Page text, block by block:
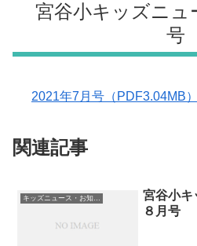
宮谷小キッズニュ
号
2021年7月号（PDF3.04MB）
関連記事
キッズニュース・お知らせ
宮谷小キ
８月号